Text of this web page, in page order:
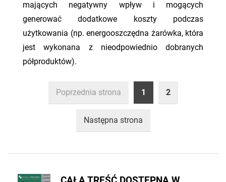
mających negatywny wpływ i mogących
generować dodatkowe koszty podczas
użytkowania (np. energooszczędna żarówka, która
jest wykonana z nieodpowiednio dobranych
półproduktów).
Poprzednia strona 1 2
Następna strona